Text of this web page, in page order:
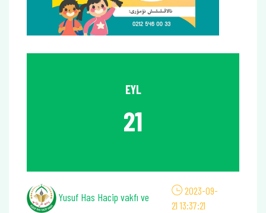
EYL
21
Yusuf Has Hacip vakfı ve
2023-09-
21 13:37:21